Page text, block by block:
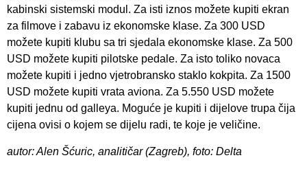
kabinski sistemski modul. Za isti iznos možete kupiti ekran
za filmove i zabavu iz ekonomske klase. Za 300 USD
možete kupiti klubu sa tri sjedala ekonomske klase. Za 500
USD možete kupiti pilotske pedale. Za isto toliko novaca
možete kupiti i jedno vjetrobransko staklo kokpita. Za 1500
USD možete kupiti vrata aviona. Za 5.550 USD možete
kupiti jednu od galleya. Moguće je kupiti i dijelove trupa čija
cijena ovisi o kojem se dijelu radi, te koje je veličine.
autor: Alen Šćuric, analitičar (Zagreb), foto: Delta